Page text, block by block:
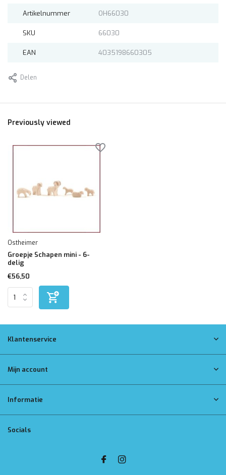
Artikelnummer OH66030
SKU 66030
EAN 4035198660305
Delen
Previously viewed
Ostheimer
Groepje Schapen mini - 6-
delig
€56,50
Klantenservice
Mijn account
Informatie
Socials